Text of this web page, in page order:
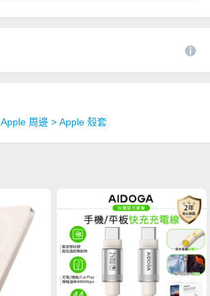
Apple 周邊 > Apple 殼套